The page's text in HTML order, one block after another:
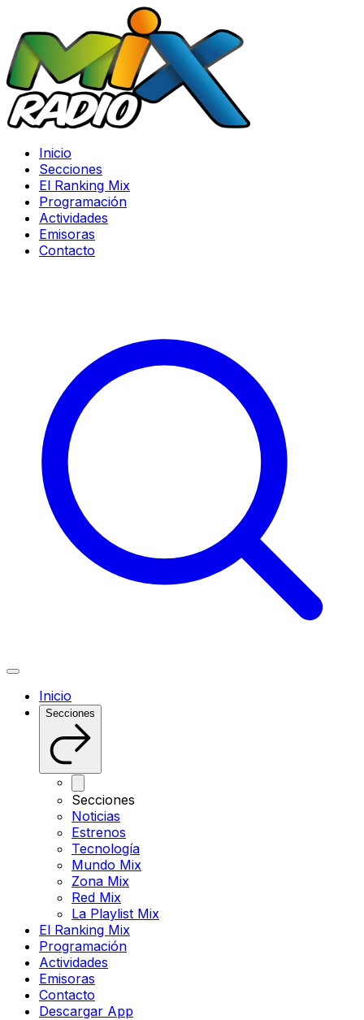
Inicio
Secciones
El Ranking Mix
Programación
Actividades
Emisoras
Contacto
Inicio
Secciones
Secciones
Noticias
Estrenos
Tecnología
Mundo Mix
Zona Mix
Red Mix
La Playlist Mix
El Ranking Mix
Programación
Actividades
Emisoras
Contacto
Descargar App